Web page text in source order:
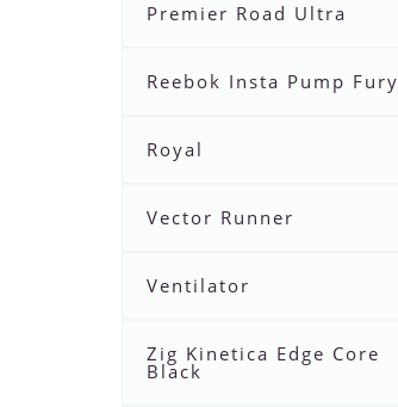
Premier Road Ultra
Reebok Insta Pump Fury
Royal
Vector Runner
Ventilator
Zig Kinetica Edge Core
Black